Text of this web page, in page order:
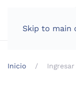
Skip to main
Inicio Ingresar